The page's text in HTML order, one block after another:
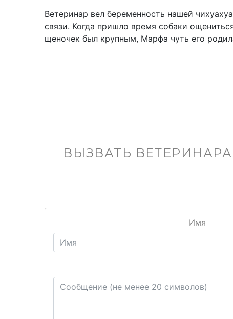
Ветеринар вел беременность нашей
связи. Когда пришло время собаки
щеночек был крупным, Марфа чуть его
ВЫЗВАТЬ
Имя